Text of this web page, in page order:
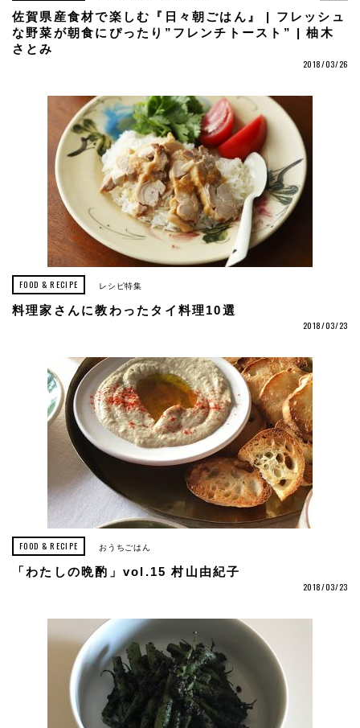
佐賀県産食材で楽しむ『日々朝ごはん』 | フレッシュ
な野菜が朝食にぴったり”フレンチトースト” | 柚木
さとみ
2018/03/26
FOOD & RECIPE レシピ特集
料理家さんに教わったタイ料理10選
2018/03/23
FOOD & RECIPE おうちごはん
「わたしの晩酌」vol.15 村山由紀子
2018/03/23